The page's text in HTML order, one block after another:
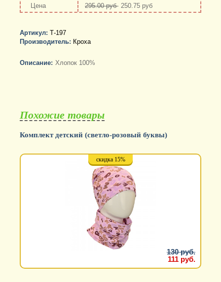
295.00 руб 250.75 руб
Артикул: Т-197
Производитель: Кроха
Описание: Хлопок 100%
Похожие товары
Комплект детский (светло-розовый буквы)
скидка 15%
130 руб.
111 руб.